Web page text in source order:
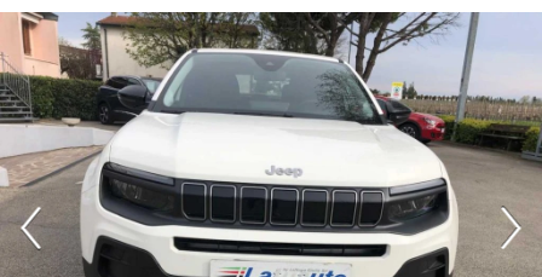
CONFIGURA LA TUA AUTO
NOLEGGIO
RITIRIAMO IL TUO USATO
ASSISTENZA